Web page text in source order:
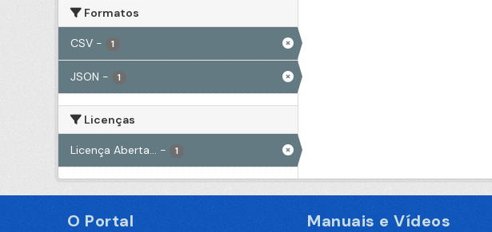
Formatos
CSV - 1
JSON - 1
Licenças
Licença Aberta... - 1
O Portal Manuais e Vídeos